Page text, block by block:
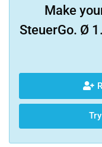
Make
SteuerGo. Ø